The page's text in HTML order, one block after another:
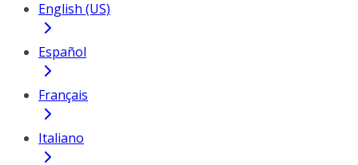
English (US)
Español
Français
Italiano